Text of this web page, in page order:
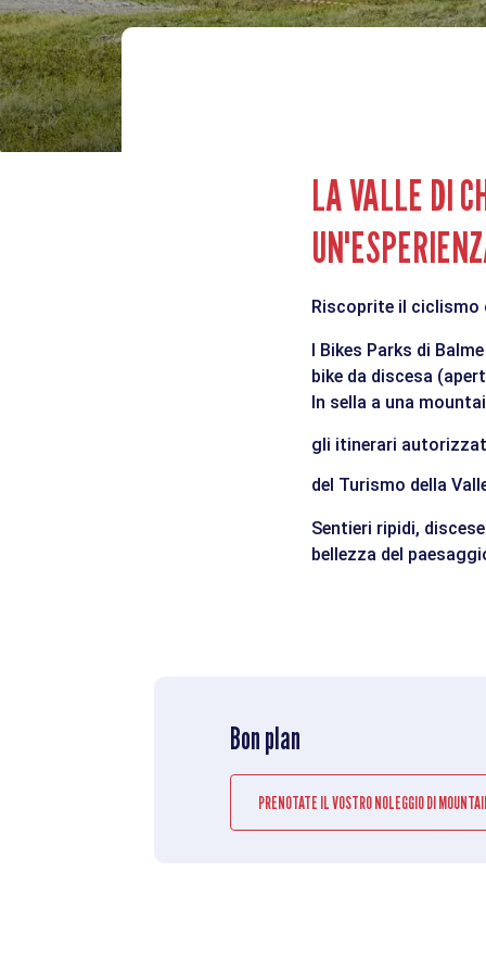
LA VALLE DI
Riscoprite il ciclismo
I Bikes Parks di
bike da discesa
In sella a una
gli itinerari
del Turismo della
Sentieri ripidi,
bellezza del
Bon plan
PRENOTATE IL VOSTRO NOLEGGIO DI